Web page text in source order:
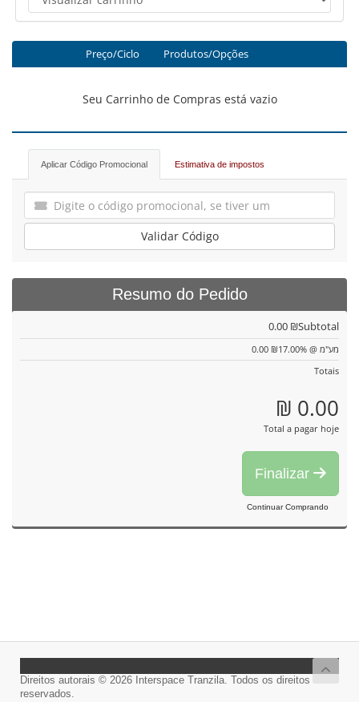
Produtos/Opções
Preço/Ciclo
Seu Carrinho de Compras está vazio
Aplicar Código Promocional Estimativa de impostos
Validar Código
Resumo do Pedido
Subtotal
0.00 ₪
מע"מ @ 17.00%
0.00 ₪
Totais
0.00 ₪
Total a pagar hoje
Finalizar
Continuar Comprando
Direitos autorais © 2026 Interspace Tranzila. Todos os direitos
reservados.